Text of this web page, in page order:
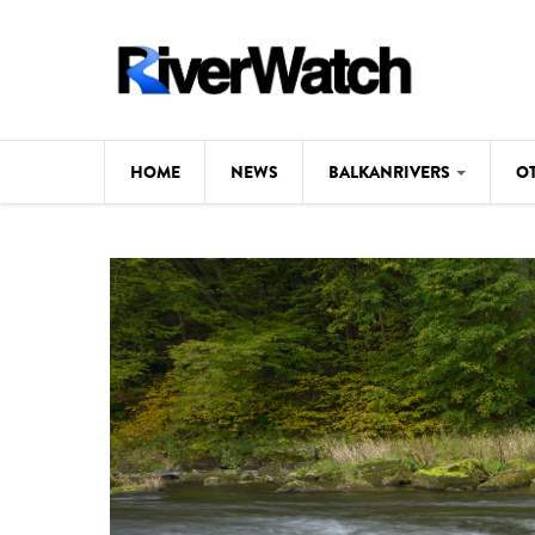
HOME NEWS BALKANRIVERS
Map
Studies
Photos
Videos
News
BALKANRIVERS
534